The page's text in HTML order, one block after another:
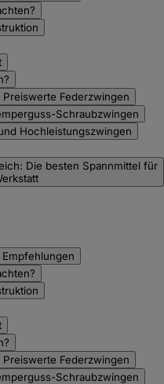
Federzwingen
Schraubzwingen
Hochleistungszwingen
Die besten Spannmittel für
Federzwingen
Schraubzwingen